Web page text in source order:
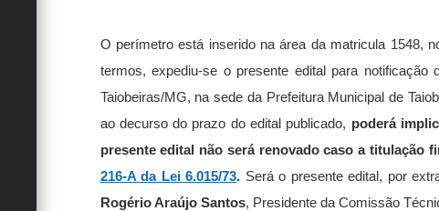
O perímetro está inserido na área da matricula 1548,
termos, expediu-se o presente edital para
Taiobeiras/MG, na sede da Prefeitura Municipal de
ao decurso do prazo do edital publicado, poderá
presente edital não será renovado caso a titulação
216-A da Lei 6.015/73. Será o presente edital, por
Rogério Araújo Santos, Presidente da Comissão